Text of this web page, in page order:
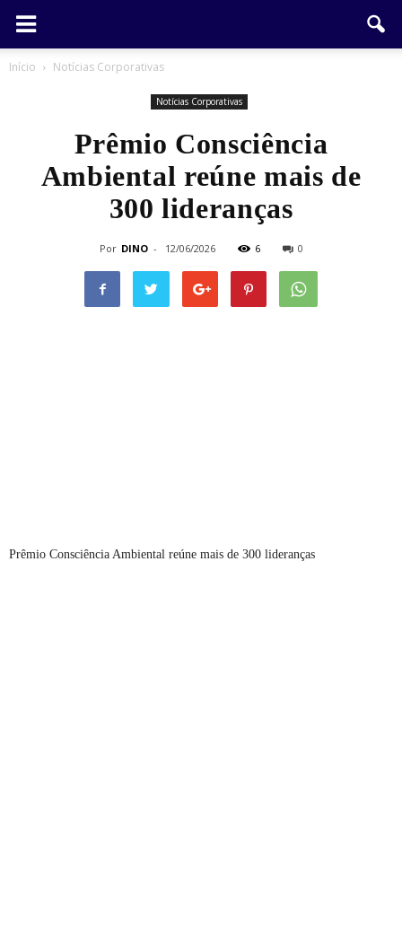
Início Notícias Corporativas
Notícias Corporativas
Prêmio Consciência
Ambiental reúne mais de
300 lideranças
Por DINO - 12/06/2026 6 0
Prêmio Consciência Ambiental reúne mais de 300 lideranças